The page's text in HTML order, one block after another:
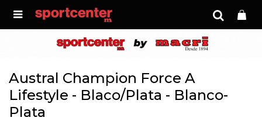

Austral Champion Force A
Lifestyle - Blaco/Plata - Blanco-
Plata